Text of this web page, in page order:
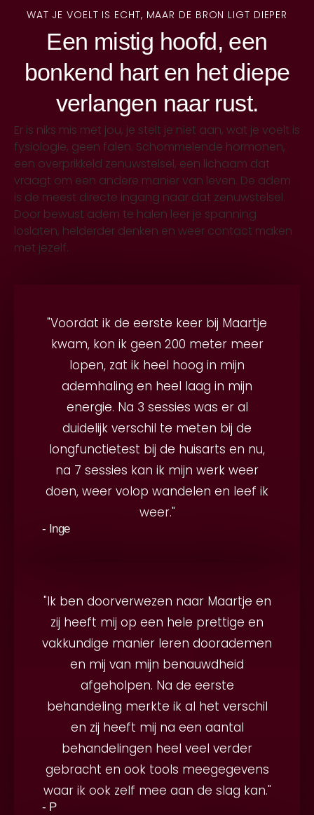
WAT JE VOELT IS ECHT, MAAR DE BRON LIGT DIEPER
Een mistig hoofd, een
bonkend hart en het diepe
verlangen naar rust.
Er is niks mis met jou, je stelt je niet aan, wat je voelt is
fysiologie, geen falen. Schommelende hormonen,
een overprikkeld zenuwstelsel, een lichaam dat
vraagt om een andere manier van leven. De adem
is de meest directe ingang naar dat zenuwstelsel.
Door bewust adem te halen leer je spanning
loslaten, helderder denken en weer contact maken
met jezelf.
"Voordat ik de eerste keer bij Maartje
kwam, kon ik geen 200 meter meer
lopen, zat ik heel hoog in mijn
ademhaling en heel laag in mijn
energie. Na 3 sessies was er al
duidelijk verschil te meten bij de
longfunctietest bij de huisarts en nu,
na 7 sessies kan ik mijn werk weer
doen, weer volop wandelen en leef ik
weer."
- Inge
"Ik ben doorverwezen naar Maartje en
zij heeft mij op een hele prettige en
vakkundige manier leren doorademen
en mij van mijn benauwdheid
afgeholpen. Na de eerste
behandeling merkte ik al het verschil
en zij heeft mij na een aantal
behandelingen heel veel verder
gebracht en ook tools meegegevens
waar ik ook zelf mee aan de slag kan."
- P